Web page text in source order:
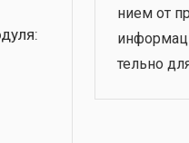
ни­ем от
тель­но